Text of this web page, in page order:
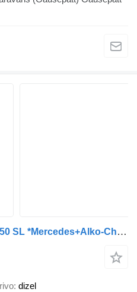
Adria MB Coral Supreme 650 SL *Mercedes+Alko-Chassis
dizel